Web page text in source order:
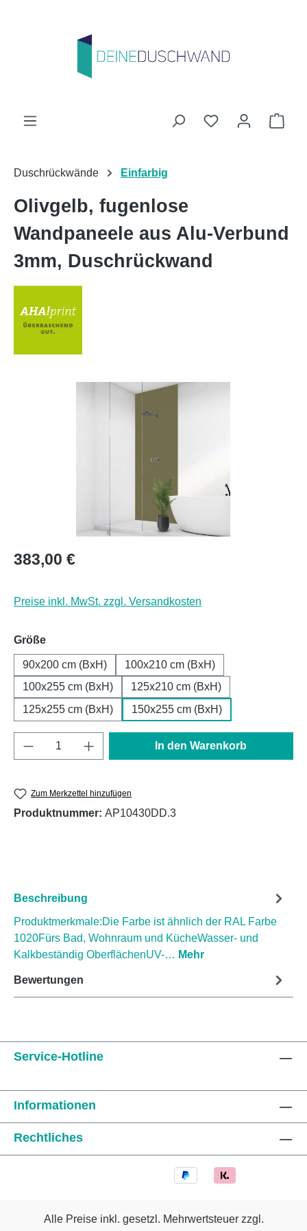
Du hast 0
Duschrückwände Einfarbig
Olivgelb, fugenlose
Wandpaneele aus Alu-Verbund
3mm, Duschrückwand
Regulärer Preis:
383,00 €
Preise inkl. MwSt. zzgl. Versandkosten
Größeauswählen
90x200 cm (BxH)
100x210 cm (BxH)
100x255 cm (BxH)
125x210 cm (BxH)
125x255 cm (BxH)
150x255 cm (BxH)
Produkt Anzahl: Gib den gewünschten
In den Warenkorb
Zum Merkzettel hinzufügen
Produktnummer: AP10430DD.3
Beschreibung
Produktmerkmale:Die Farbe ist ähnlich der RAL Farbe
1020Fürs Bad, Wohnraum und KücheWasser- und
Kalkbeständig OberflächenUV-… Mehr
Bewertungen
Service-Hotline
Informationen
Rechtliches
Alle Preise inkl. gesetzl. Mehrwertsteuer zzgl.